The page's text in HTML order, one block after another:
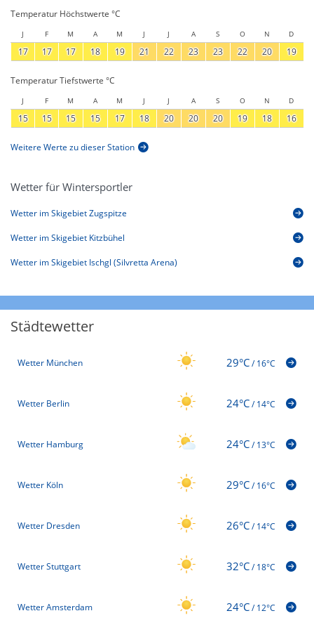
Temperatur Höchstwerte °C
J F M A M J J A S O N D
17 17 17 18 19 21 22 23 23 22 20 19
Temperatur Tiefstwerte °C
J F M A M J J A S O N D
15 15 15 15 17 18 20 20 20 19 18 16
Weitere Werte zu dieser Station
Wetter für Wintersportler
Wetter im Skigebiet Zugspitze
Wetter im Skigebiet Kitzbühel
Wetter im Skigebiet Ischgl (Silvretta Arena)
Städtewetter
Wetter München 29°C/16°C
Wetter Berlin 24°C/14°C
Wetter Hamburg 24°C/13°C
Wetter Köln 29°C/16°C
Wetter Dresden 26°C/14°C
Wetter Stuttgart 32°C/18°C
Wetter Amsterdam 24°C/12°C